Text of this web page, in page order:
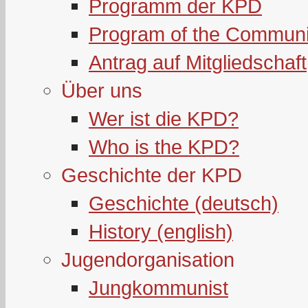
Programm der KPD
Program of the
Antrag auf Mitgliedschaft
Über uns
Wer ist die KPD?
Who is the KPD?
Geschichte der KPD
Geschichte (deutsch)
History (english)
Jugendorganisation
Jungkommunist